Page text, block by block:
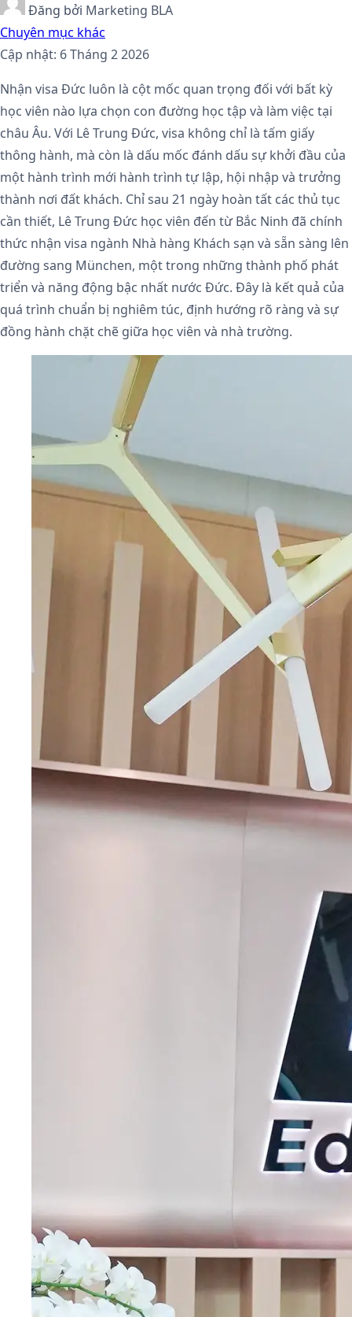
Đăng bởi Marketing BLA
Chuyên mục khác
Cập nhật: 6 Tháng 2 2026
Nhận visa Đức luôn là cột mốc quan trọng đối với bất kỳ
học viên nào lựa chọn con đường học tập và làm việc tại
châu Âu. Với Lê Trung Đức, visa không chỉ là tấm giấy
thông hành, mà còn là dấu mốc đánh dấu sự khởi đầu của
một hành trình mới hành trình tự lập, hội nhập và trưởng
thành nơi đất khách. Chỉ sau 21 ngày hoàn tất các thủ tục
cần thiết, Lê Trung Đức học viên đến từ Bắc Ninh đã chính
thức nhận visa ngành Nhà hàng Khách sạn và sẵn sàng lên
đường sang München, một trong những thành phố phát
triển và năng động bậc nhất nước Đức. Đây là kết quả của
quá trình chuẩn bị nghiêm túc, định hướng rõ ràng và sự
đồng hành chặt chẽ giữa học viên và nhà trường.